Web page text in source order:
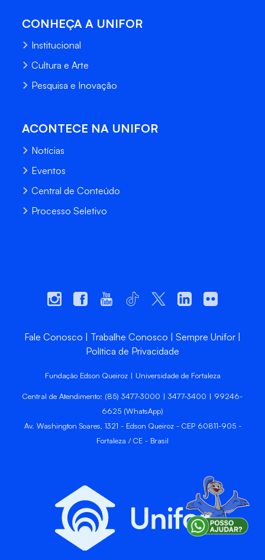
CONHEÇA A UNIFOR
Institucional
Cultura e Arte
Pesquisa e Inovação
ACONTECE NA UNIFOR
Notícias
Eventos
Central de Conteúdo
Processo Seletivo
Fale Conosco Trabalhe Conosco
Sempre Unifor
Política de Privacidade
Fundação Edson Queiroz | Universidade de Fortaleza
Central de Atendimento: (85) 3477-3000 | 3477-3400 | 99246-
6625 (WhatsApp)
Av. Washington Soares, 1321 - Edson Queiroz - CEP 60811-905 -
Fortaleza / CE - Brasil